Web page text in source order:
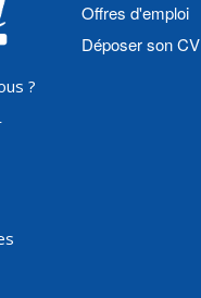
?
Offres d'emploi
Déposer son CV